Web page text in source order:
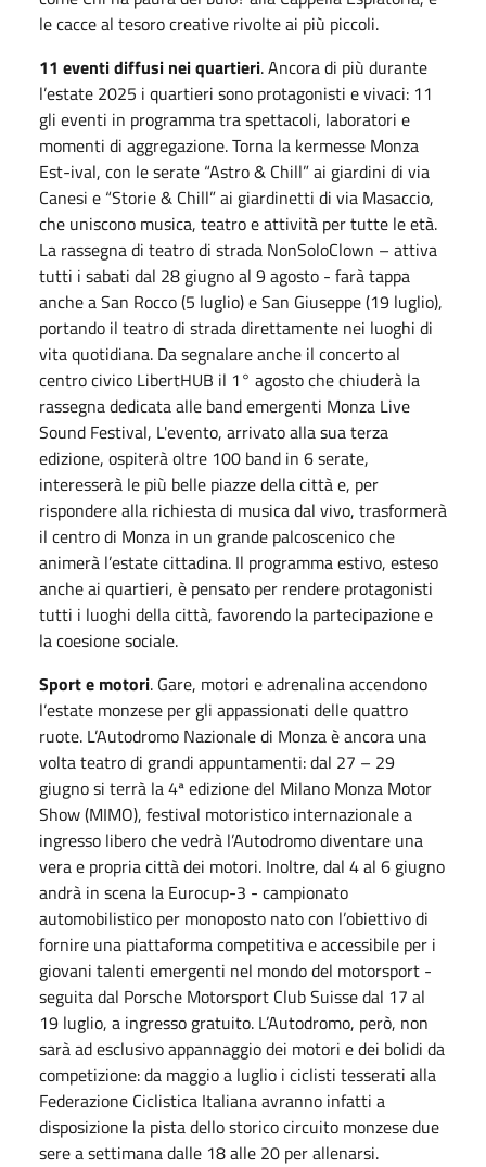
le cacce al tesoro creative rivolte ai più piccoli.
11 eventi diffusi nei quartieri. Ancora di più durante
l’estate 2025 i quartieri sono protagonisti e vivaci: 11
gli eventi in programma tra spettacoli, laboratori e
momenti di aggregazione. Torna la kermesse Monza
Est-ival, con le serate “Astro & Chill” ai giardini di via
Canesi e “Storie & Chill” ai giardinetti di via Masaccio,
che uniscono musica, teatro e attività per tutte le età.
La rassegna di teatro di strada NonSoloClown – attiva
tutti i sabati dal 28 giugno al 9 agosto - farà tappa
anche a San Rocco (5 luglio) e San Giuseppe (19 luglio),
portando il teatro di strada direttamente nei luoghi di
vita quotidiana. Da segnalare anche il concerto al
centro civico LibertHUB il 1° agosto che chiuderà la
rassegna dedicata alle band emergenti Monza Live
Sound Festival, L'evento, arrivato alla sua terza
edizione, ospiterà oltre 100 band in 6 serate,
interesserà le più belle piazze della città e, per
rispondere alla richiesta di musica dal vivo, trasformerà
il centro di Monza in un grande palcoscenico che
animerà l’estate cittadina. Il programma estivo, esteso
anche ai quartieri, è pensato per rendere protagonisti
tutti i luoghi della città, favorendo la partecipazione e
la coesione sociale.
Sport e motori. Gare, motori e adrenalina accendono
l’estate monzese per gli appassionati delle quattro
ruote. L’Autodromo Nazionale di Monza è ancora una
volta teatro di grandi appuntamenti: dal 27 – 29
giugno si terrà la 4ª edizione del Milano Monza Motor
Show (MIMO), festival motoristico internazionale a
ingresso libero che vedrà l’Autodromo diventare una
vera e propria città dei motori. Inoltre, dal 4 al 6 giugno
andrà in scena la Eurocup-3 - campionato
automobilistico per monoposto nato con l’obiettivo di
fornire una piattaforma competitiva e accessibile per i
giovani talenti emergenti nel mondo del motorsport -
seguita dal Porsche Motorsport Club Suisse dal 17 al
19 luglio, a ingresso gratuito. L’Autodromo, però, non
sarà ad esclusivo appannaggio dei motori e dei bolidi da
competizione: da maggio a luglio i ciclisti tesserati alla
Federazione Ciclistica Italiana avranno infatti a
disposizione la pista dello storico circuito monzese due
sere a settimana dalle 18 alle 20 per allenarsi.